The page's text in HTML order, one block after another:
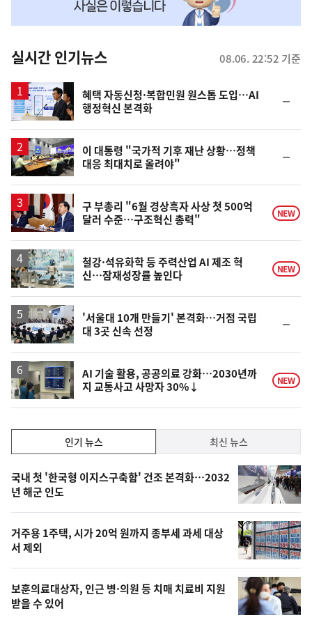
뉴
스
실시간 인기뉴스 08.06. 22:52 기준
혜택 자동신청·복합민원 원스톱 도입…AI
행정혁신 본격화
일
이 대통령 "국가적 기후 재난 상황…정책
대응 최대치로 올려야"
일
구 부총리 "6월 경상흑자 사상 첫 500억
달러 수준…구조혁신 총력"
NEW
철강·석유화학 등 주력산업 AI 제조 혁
신…잠재성장률 높인다
NEW
'서울대 10개 만들기' 본격화…거점 국립
대 3곳 신속 선정
일
AI 기술 활용, 공공의료 강화…2030년까
지 교통사고 사망자 30%↓
NEW
기,
최
신,
오
늘
의
영
상
인기 뉴스 최신 뉴스
기
뉴
스
국내 첫 '한국형 이지스구축함' 건조 본격화…2032
년 해군 인도
거주용 1주택, 시가 20억 원까지 종부세 과세 대상
서 제외
보훈의료대상자, 인근 병·의원 등 치매 치료비 지원
받을 수 있어